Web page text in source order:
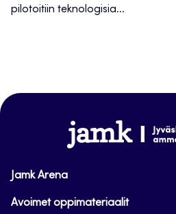
pilotoitiin teknologisia...
www.jamk.fi
Jamk Arena
Avoimet oppimateriaalit